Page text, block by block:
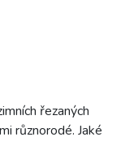
řezaných
různorodé. Jaké